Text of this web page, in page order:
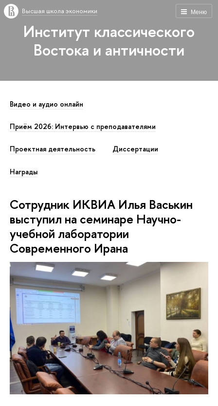
Меню
Высшая школа экономики
Институт классического
Востока и античности
Видео и аудио онлайн
Приём 2026: Интервью с преподавателями
Проектная деятельность Диссертации
Награды
Сотрудник ИКВИА Илья Васькин
выступил на семинаре Научно-
учебной лаборатории
Современного Ирана